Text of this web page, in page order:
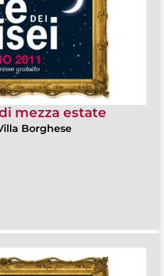
mezza estate
Borghese